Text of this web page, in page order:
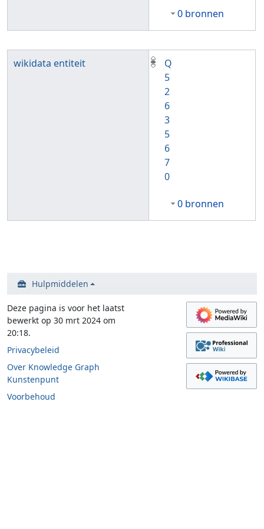
0 bronnen
wikidata entiteit
Q
5
2
6
3
5
6
7
0
0 bronnen
Hulpmiddelen
Deze pagina is voor het laatst
bewerkt op 30 mrt 2024 om
20:18.
Privacybeleid
Over Knowledge Graph
Kunstenpunt
Voorbehoud